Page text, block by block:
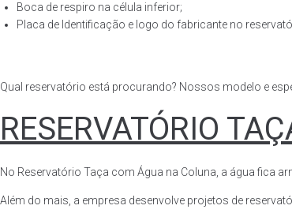
Boca de respiro na célula inferior;
Placa de Identificação e logo do fabricante no
Qual reservatório está procurando? Nossos modelo e
RESERVATÓRIO
No Reservatório Taça com Água na Coluna, a água fica
Além do mais, a empresa desenvolve projetos de